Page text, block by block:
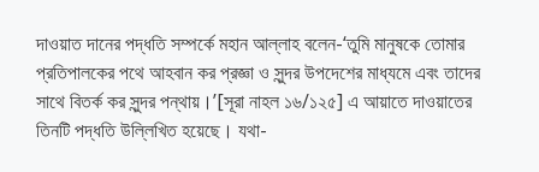
দাওয়াত দানের পদ্ধতি সম্পর্কে মহান আল্লাহ বলেন-‘তুমি মানুষকে তোমার
প্রতিপালকের পথে আহবান কর প্রজ্ঞা ও সুন্দর উপদেশের মাধ্যমে এবং তাদের
সাথে বিতর্ক কর সুন্দর পন্থায়।’[সূরা নাহল ১৬/১২৫] এ আয়াতে দাওয়াতের
তিনটি পদ্ধতি উল্লিখিত হয়েছে। যথা-